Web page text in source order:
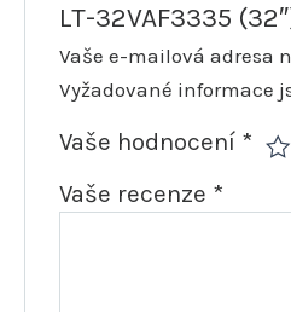
LT-32VAF3335
Vaše e-mailová adresa
Vyžadované informace
Vaše hodnocení *
Vaše recenze *